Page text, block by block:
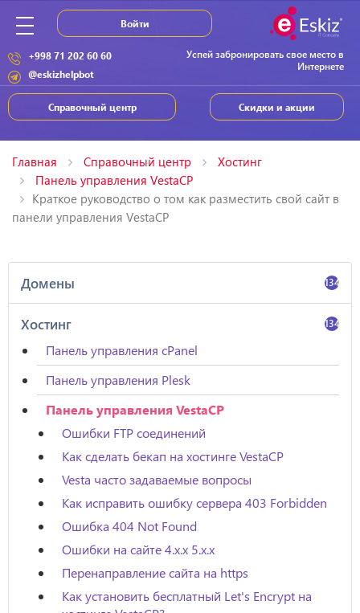
Успей забронировать свое место в
Интернете
+998 71 202 60 60
@eskizhelpbot
Скидки и акции
Справочный центр
Войти
Главная Справочный центр
Хостинг
Панель управления VestaCP
Краткое руководство о том как разместить свой сайт в
панели управления VestaCP
Домены 134
Хостинг 134
Панель управления cPanel
Панель управления Plesk
Панель управления VestaCP
Ошибки FTP соединений
Как сделать бекап на хостинге VestaCP
Vesta часто задаваемые вопросы
Как исправить ошибку сервера 403 Forbidden
Ошибка 404 Not Found
Ошибки на сайте 4.x.x 5.x.x
Перенаправление сайта на https
Как установить бесплатный Let's Encrypt на